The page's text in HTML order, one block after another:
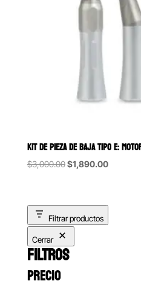
KIT DE PIEZA DE BAJA TIPO E:
$3,000.00Original
$3,000.00.
$1,890.00Current
$1,890.00.
Filtrar productos
Cerrar
FILTROS
PRECIO